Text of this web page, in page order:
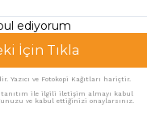
ediyorum
İçin Tıkla
ve Fotokopi Kağıtları hariçtir.
ile ilgili iletişim almayı kabul
ve kabul ettiğinizi onaylarsınız.